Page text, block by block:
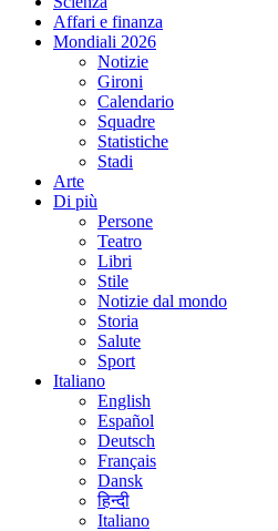
Affari e finanza
Mondiali 2026
Notizie
Gironi
Calendario
Squadre
Statistiche
Stadi
Arte
Di più
Persone
Teatro
Libri
Stile
Notizie dal mondo
Storia
Salute
Sport
Italiano
English
Español
Deutsch
Français
Dansk
हिन्दी
Italiano